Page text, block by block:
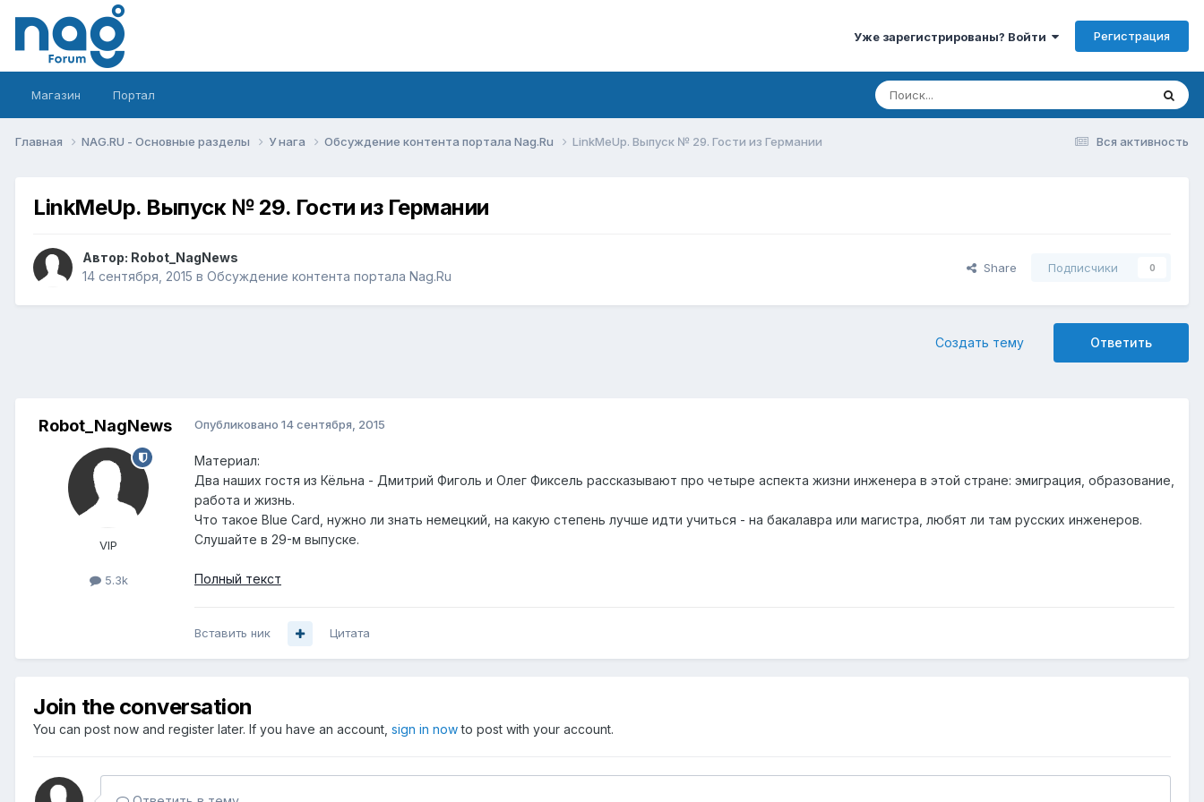
Уже зарегистрированы? Войти Регистрация
Магазин Портал
Вся активность
Главная NAG.RU - Основные разделы У нага Обсуждение контента портала Nag.Ru LinkMeUp. Выпуск № 29. Гости из Германии
LinkMeUp. Выпуск № 29. Гости из Германии
Автор: Robot_NagNews
14 сентября, 2015 в Обсуждение контента портала Nag.Ru
Share Подписчики 0
Ответить
Создать тему
Robot_NagNews
VIP
5.3k
Опубликовано 14 сентября, 2015
Материал:
Два наших гостя из Кёльна - Дмитрий Фиголь и Олег Фиксель рассказывают про четыре аспекта жизни инженера в этой стране: эмиграция, образование,
работа и жизнь.
Что такое Blue Card, нужно ли знать немецкий, на какую степень лучше идти учиться - на бакалавра или магистра, любят ли там русских инженеров.
Слушайте в 29-м выпуске.
Полный текст
Вставить ник Цитата
Join the conversation
You can post now and register later. If you have an account, sign in nowto post with your account.